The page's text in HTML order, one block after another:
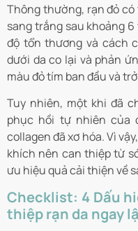
Thông thường, rạn đỏ
sang trắng sau khoảng
độ tổn thương và cách
dưới da co lại và phản
màu đỏ tím ban đầu và
Tuy nhiên, một khi đã
phục hồi tự nhiên của
collagen đã xơ hóa. Vì
khích nên can thiệp từ
ưu hiệu quả cải thiện về
Checklist: 4 Dấu
thiệp rạn da ngay